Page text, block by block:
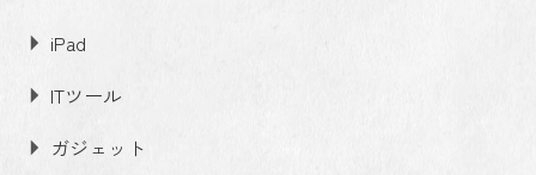
iPad
ITツール
ガジェット